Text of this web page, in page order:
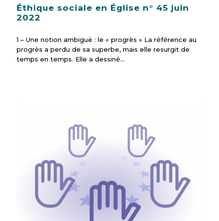
Éthique sociale en Église n° 45 juin
2022
1 – Une notion ambiguë : le « progrès » La référence au
progrès a perdu de sa superbe, mais elle resurgit de
temps en temps. Elle a dessiné…